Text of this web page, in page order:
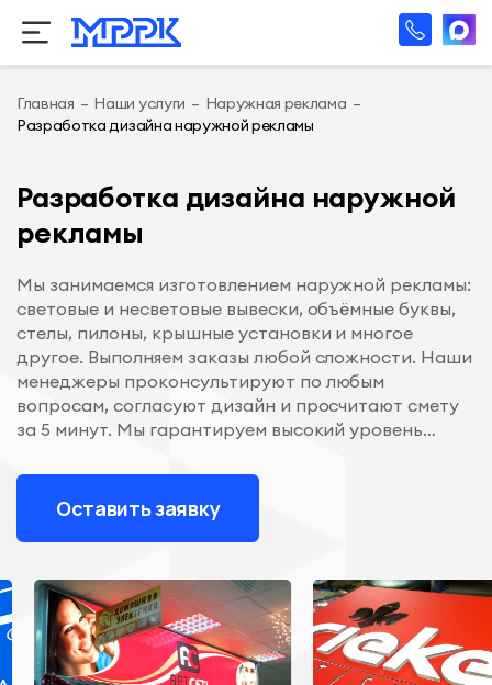
Главная – Наши услуги – Наружная реклама –
Разработка дизайна наружной рекламы
Разработка дизайна наружной
рекламы
Мы занимаемся изготовлением наружной рекламы:
световые и несветовые вывески, объёмные буквы,
стелы, пилоны, крышные установки и многое
другое. Выполняем заказы любой сложности. Наши
менеджеры проконсультируют по любым
вопросам, согласуют дизайн и просчитают смету
за 5 минут. Мы гарантируем высокий уровень
Оставить заявку